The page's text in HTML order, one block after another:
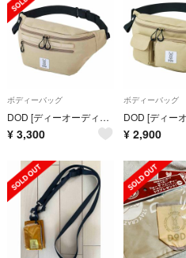
ボディーバッグ
DOD [ディーオーディー] 多機能ボディバッグ BEIGE
¥ 3,300
ボディーバッグ
¥ 2,900